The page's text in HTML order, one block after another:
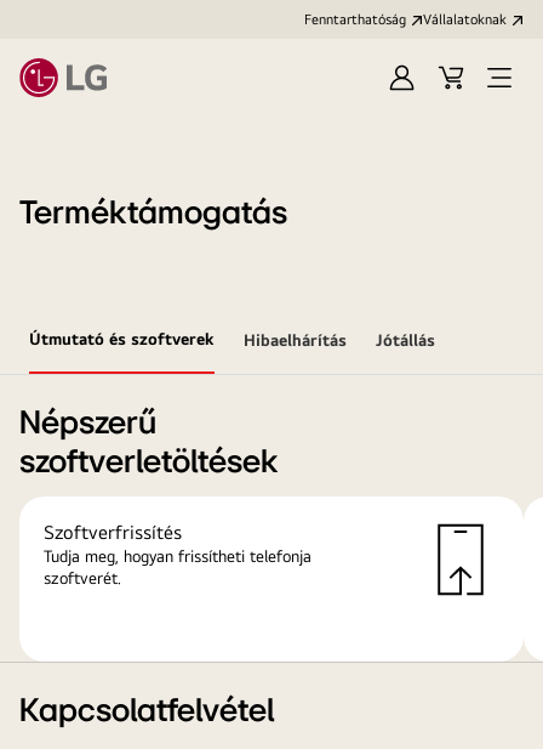
Fenntarthatóság Vállalatoknak
Bejelentkezés
KosárMenü
Terméktámogatás
Útmutató és szoftverek Hibaelhárítás Jótállás
Népszerű
szoftverletöltések
Szoftverfrissítés
Tudja meg, hogyan frissítheti telefonja
szoftverét.
Kapcsolatfelvétel